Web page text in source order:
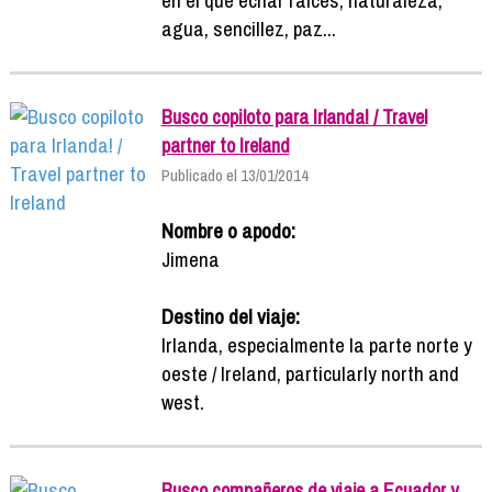
agua, sencillez, paz...
Busco copiloto para Irlanda! / Travel
partner to Ireland
Publicado el 13/01/2014
Nombre o apodo:
Jimena
Destino del viaje:
Irlanda, especialmente la parte norte y
oeste / Ireland, particularly north and
west.